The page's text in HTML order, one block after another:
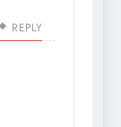
REPLY